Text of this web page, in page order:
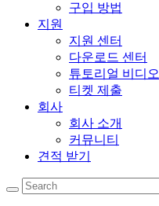
구입 방법
지원
지원 센터
다운로드 센터
튜토리얼 비디오
티켓 제출
회사
회사 소개
커뮤니티
견적 받기